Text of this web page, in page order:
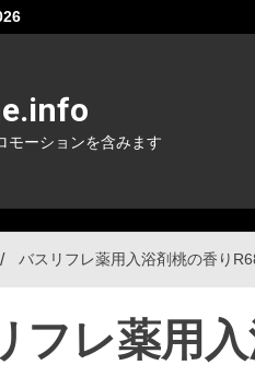
モーションを含みます
バスリフレ薬用入浴剤桃の香り
フレ薬用